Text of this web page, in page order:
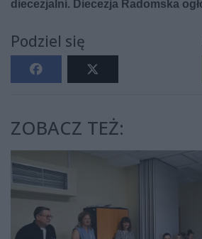
Podziel się
ZOBACZ TEŻ: